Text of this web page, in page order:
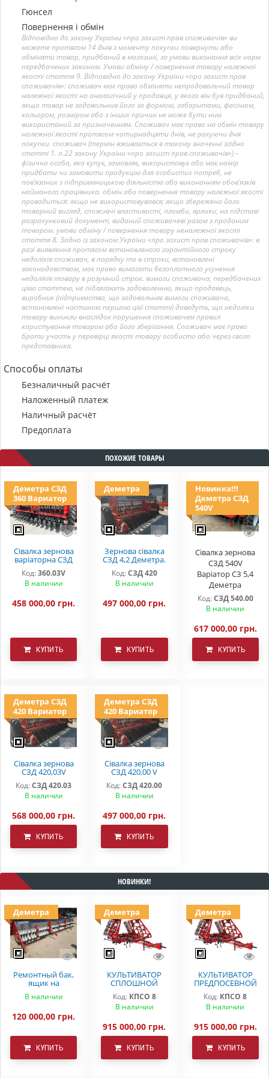
Гюнсел
Повернення і обмін
Відповідно до закону України «про захист прав споживачів» ви
можете протягом 14 днів з моменту покупки повернути або
обміняти товар, придбаний в магазині, за умови виконання всіх норм
передбачених законом. Умови обміну / повернення товару належної
якості стаття 9. Відповідно до закону України «про захист прав
споживачів»: споживач має право обміняти непродовольчий товар
належної якості на аналогічний у продавця, у якого він був придбаний,
якщо товар не задовольнив його за формою, габаритами, фасоном,
кольором, розміром або з інших причин не може бути ним
використаний за призначенням. Споживач має право на обмін товару
належної якості протягом чотирнадцяти днів, не рахуючи дня
покупки. споживач (термін вживається в такому значенні згідно
статті 1. п.22 закону України «про захист прав споживачів») –
фізична особа, яка купує, замовляє, використовує або має намір
придбати чи замовити продукцію для особистих потреб, не
пов’язаних з підприємницькою діяльністю або виконанням обов’язків
найманого працівника. обмін або повернення товару належної якості
провадиться: якщо не використовувався; якщо збережено його
товарний вигляд, споживчі властивості, пломби, ярлики; на підставі
розрахунковий документ, виданий споживачеві разом з проданим
товаром. умови обміну / повернення товару неналежної якості
стаття 8. Згідно із законом України «про захист прав споживачів»: в
разі виявлення протягом встановленого гарантійного строку
недоліків споживач, в порядку та в строки, встановлені
законодавством, має право вимагати безоплатного усунення
недоліків товару в розумний строк. вимоги споживача, передбачених
цією статтею, не підлягають задоволенню, якщо продавець,
виробник (підприємство, що задовольняє вимоги споживача,
встановлені частиною першою цієї статті) доведуть, що недоліки
товару виникли внаслідок порушення споживачем правил
користування товаром або його зберігання. Споживач має право
брати участь у перевірці якості товару особисто або через свого
представника.
Способы оплаты
Безналичный расчёт
Наложенный платеж
Наличный расчёт
Предоплата
ПОХОЖИЕ ТОВАРЫ
Деметра СЗД
360 Вариатор
Сівалка зернова
варіаторна СЗД
360,03V ДЕМЕТРА
з прикатуючими
котками
Код:360.03V
В наличии
458 000,00 грн.
КУПИТЬ
Деметра
Зернова сівалка
СЗД 4,2 Деметра.
нержавіючої
сталі
Код:СЗД 420
В наличии
497 000,00 грн.
КУПИТЬ
Новинка!!!
Деметра СЗД
540V
Сівалка зернова
СЗД 540V
Варіатор СЗ 5,4
Деметра
Код:СЗД 540.00
В наличии
617 000,00 грн.
КУПИТЬ
Деметра СЗД
420 Вариатор
Cівалка зернова
СЗД 420,03V
(комплектація з
прикатуючими
катками та
системою)
Код:СЗД 420.03
В наличии
568 000,00 грн.
КУПИТЬ
Деметра СЗД
420 Вариатор
Сівалка зернова
СЗД 420,00 V
(комплект з
загортачами та
маркерами)
Код: СЗД 420.00
В наличии
497 000,00 грн.
КУПИТЬ
НОВИНКИ!
Деметра
Ремонтный бак,
ящик на
вариаторную
сеялку СЗ 5.4
В наличии
120 000,00 грн.
КУПИТЬ
Деметра
КУЛЬТИВАТОР
СПЛОШНОЙ
ОБРАБОТКИ
ДЕМЕТРА КПСО-8
Код: КПСО 8
В наличии
915 000,00 грн.
КУПИТЬ
Деметра
КУЛЬТИВАТОР
ПРЕДПОСЕВНОЙ
ОБРАБОТКИ
КПСО-8 ДЕМЕТРА
Код: КПСО 8
В наличии
915 000,00 грн.
КУПИТЬ